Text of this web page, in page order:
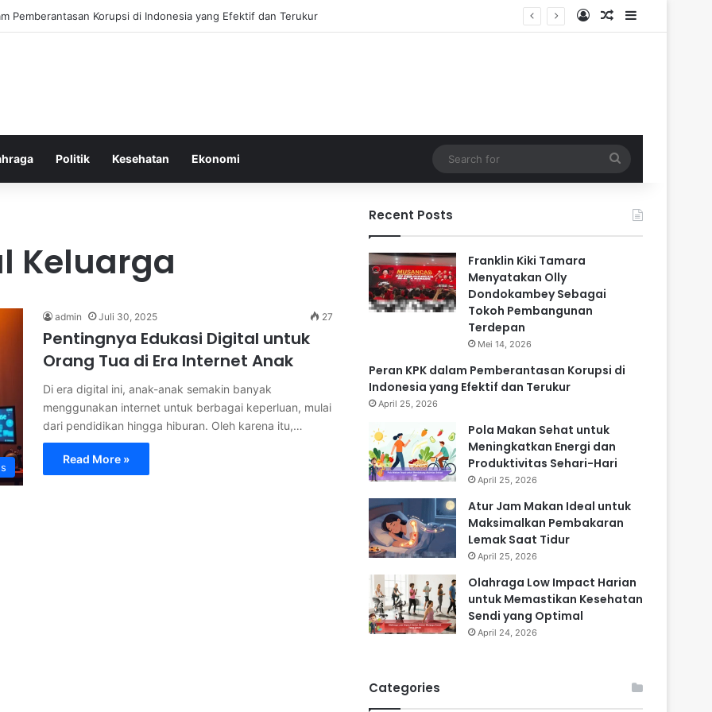
untuk Meningkatkan Energi dan Produktivitas Sehari-Hari Log InRandom Article
Sidebar
Politik Kesehatan Ekonomi
for
Keluarga
admin Juli 30, 2025 27
Pentingnya Edukasi Digital untuk
Orang Tua di Era Internet Anak
Di era digital ini, anak-anak semakin banyak
menggunakan internet untuk berbagai keperluan, mulai
dari pendidikan hingga hiburan. Oleh karena itu,…
Read More »
Recent Posts
Franklin Kiki Tamara
Menyatakan Olly
Dondokambey Sebagai
Tokoh Pembangunan
Terdepan
Mei 14, 2026
Peran KPK dalam Pemberantasan Korupsi di
Indonesia yang Efektif dan Terukur
April 25, 2026
Pola Makan Sehat untuk
Meningkatkan Energi dan
Produktivitas Sehari-Hari
April 25, 2026
Atur Jam Makan Ideal untuk
Maksimalkan Pembakaran
Lemak Saat Tidur
April 25, 2026
Olahraga Low Impact Harian
untuk Memastikan Kesehatan
Sendi yang Optimal
April 24, 2026
Categories